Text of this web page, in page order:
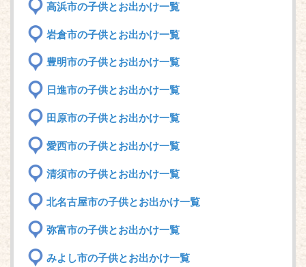
高浜市の子供とお出かけ一覧
岩倉市の子供とお出かけ一覧
豊明市の子供とお出かけ一覧
日進市の子供とお出かけ一覧
田原市の子供とお出かけ一覧
愛西市の子供とお出かけ一覧
清須市の子供とお出かけ一覧
北名古屋市の子供とお出かけ一覧
弥富市の子供とお出かけ一覧
みよし市の子供とお出かけ一覧